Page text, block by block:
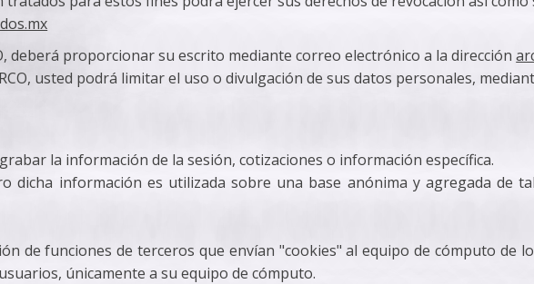
deberá proporcionar su escrito mediante correo electrónico a la dirección
usted podrá limitar el uso o divulgación de sus datos personales,
la información de la sesión, cotizaciones o información específica.
dicha información es utilizada sobre una base anónima y agregada de
de funciones de terceros que envían "cookies" al equipo de cómputo de
únicamente a su equipo de cómputo.